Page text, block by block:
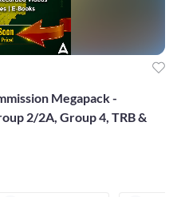
Megapack -
2/2A, Group 4, TRB &